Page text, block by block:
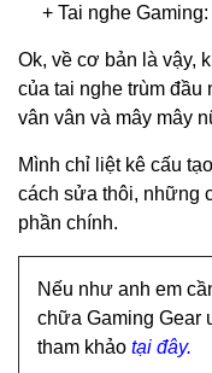
+ Tai nghe Gaming
Ok, về cơ bản là vậy,
của tai nghe trùm đầu
vân vân và mây mây
Mình chỉ liệt kê cấu
cách sửa thôi, những
phần chính.
Nếu như anh em
chữa Gaming Gear
tham khảo tại đây.